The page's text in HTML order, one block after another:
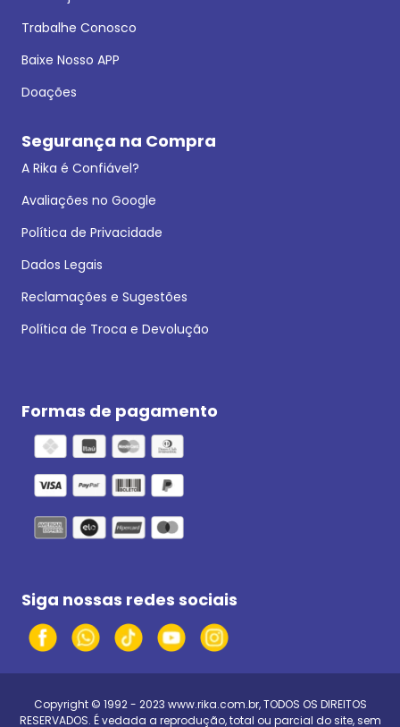
Trabalhe Conosco
Baixe Nosso APP
Doações
Segurança na Compra
A Rika é Confiável?
Avaliações no Google
Política de Privacidade
Dados Legais
Reclamações e Sugestões
Política de Troca e Devolução
Formas de pagamento
Siga nossas redes sociais
Copyright © 1992 - 2023 www.rika.com.br, TODOS OS DIREITOS
RESERVADOS. É vedada a reprodução, total ou parcial do site, sem